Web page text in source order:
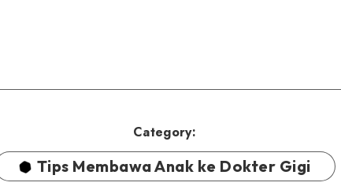
Category:
Tips Membawa Anak ke Dokter Gigi